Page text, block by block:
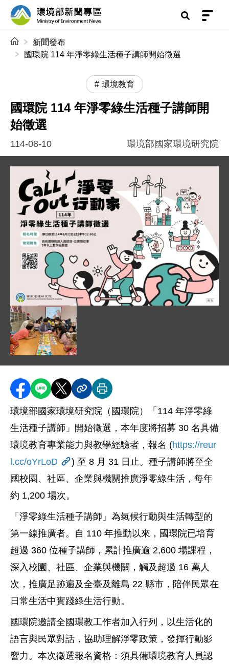
前往中央內容區塊
環境部新聞專區
新聞發布
國環院 114 年淨零綠生活種子講師開始徵選
環境教育
國環院 114 年淨零綠生活種子講師開
始徵選
114-08-10 環境部國家環境研究院
圖片說明：01. 國環院 114 年淨零綠生活種子講師徵
這是一張國家環境研究院舉辦「114 年淨零綠生活種
分享至 Facebook
分享到 LINE
分享到 X分享內容連結
列印本頁
環境部國家環境研究院（國環院）「114 年淨零綠
生活種子講師」開始徵選，本年度將招募 30 名具備
環境教育專業能力與教學經驗者，報名 (https://reur
l.cc/oYrLoD
) 至 8 月 31 日止。種子講師將至全
國校園、社區、企業與機關推廣淨零綠生活，每年
約 1,200 場次。
「淨零綠生活種子講師」為氣候行動與生活轉型的
第一線推廣者。自 110 年推動以來，國環院已培育
超過 360 位種子講師，累計推廣逾 2,600 場課程，
深入校園、社區、企業與機關，觸及超過 16 萬人
次，推廣足跡遍及全臺及離島 22 縣市，陪伴民眾在
日常生活中實踐綠生活行動。
國環院邀請全國環教工作者加入行列，以生活化的
語言與民眾對話，協助理解淨零政策，發揮行動影
響力。本次徵選報名資格：須具備環境教育人員認